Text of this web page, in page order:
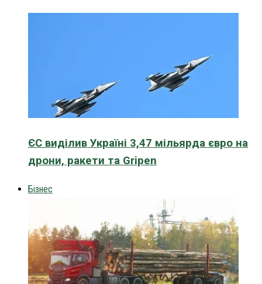
ЄС виділив Україні 3,47 мільярда євро на
дрони, ракети та Gripen
Бізнес